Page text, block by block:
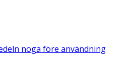
noga före användning